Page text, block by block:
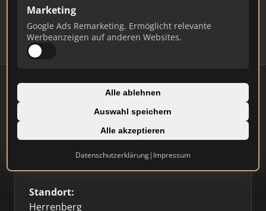
Marketing
Google Ads Remarketing. Ermöglicht relevante
Werbeanzeigen auf anderen Websites.
Alle ablehnen
Auswahl speichern
Alle akzeptieren
Datenschutzerklärung| Impressum
Updates.
Profil beanspruchen
Standort:
Herrenberg